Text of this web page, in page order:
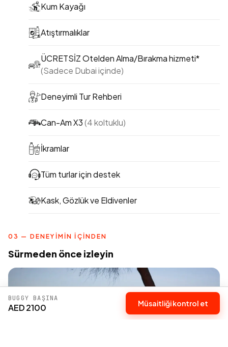
Kum Kayağı
Atıştırmalıklar
ÜCRETSİZ Otelden Alma/Bırakma hizmeti*
(Sadece Dubai içinde)
Deneyimli Tur Rehberi
Can-Am X3(4 koltuklu)
İkramlar
Tüm turlar için destek
Kask, Gözlük ve Eldivenler
03 — DENEYIMIN IÇINDEN
Sürmeden önce izleyin
BUGGY BAŞINA
AED 2100 Müsaitliği kontrol et